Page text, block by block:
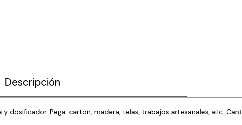
Descripción
dosificador. Pega: cartón, madera, telas, trabajos artesanales, etc.